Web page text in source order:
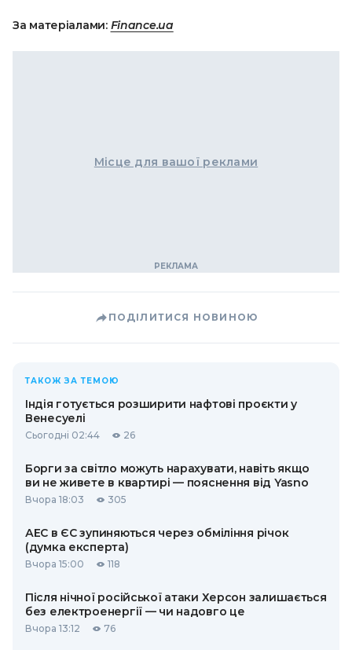
За матеріалами: Finance.ua
Місце для вашої реклами
ПОДІЛИТИСЯ НОВИНОЮ
ТАКОЖ ЗА ТЕМОЮ
Індія готується розширити нафтові проєкти у
Венесуелі
Сьогодні 02:44 26
Борги за світло можуть нарахувати, навіть якщо
ви не живете в квартирі — пояснення від Yasno
Вчора 18:03 305
АЕС в ЄС зупиняються через обміління річок
(думка експерта)
Вчора 15:00 118
Після нічної російської атаки Херсон залишається
без електроенергії — чи надовго це
Вчора 13:12 76